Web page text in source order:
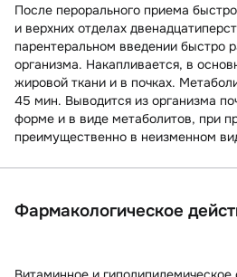
После перорального приема
и верхних отделах
парентеральном введении быстро
организма. Накапливается, в
жировой ткани и в почках.
45 мин. Выводится из организма
форме и в виде метаболитов, при
преимущественно в неизменном
Фармакологическое